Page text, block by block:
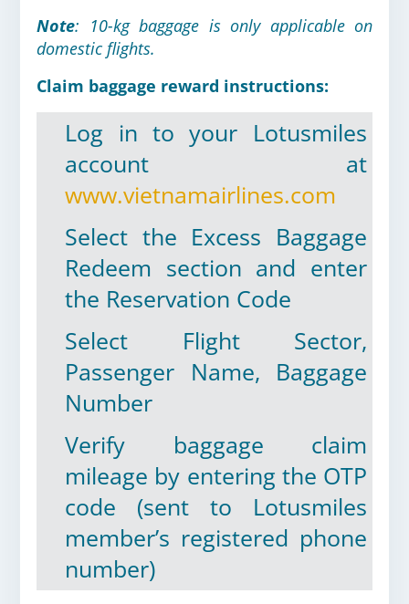
Note: 10-kg baggage is only applicable on
domestic flights.
Claim baggage reward instructions:
Log in to your Lotusmiles
account at
www.vietnamairlines.com
Select the Excess Baggage
Redeem section and enter
the Reservation Code
Select Flight Sector,
Passenger Name, Baggage
Number
Verify baggage claim
mileage by entering the OTP
code (sent to Lotusmiles
member’s registered phone
number)